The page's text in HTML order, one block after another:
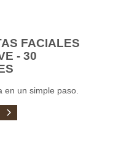
FACIALES
- 30
en un simple paso.